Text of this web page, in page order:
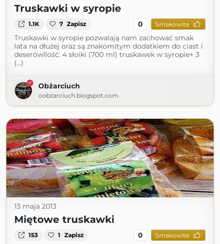
Truskawki w syropie
1.1K 7 Zapisz 0 Smakowite
Truskawki w syropie pozwalają nam zachować smak
lata na dłużej oraz są znakomitym dodatkiem do ciast i
deserówIlość: 4 słoiki (700 ml) truskawek w syropie+ 3
(...)
Obżarciuch
oobzarciuch.blogspot.com
13 maja 2013
Miętowe truskawki
153 1 Zapisz 0 Smakowite